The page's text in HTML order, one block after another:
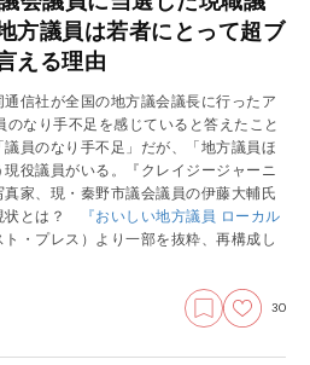
方議員は若者にとって超ブ
える理由
信社が全国の地方議会議長に行ったア
なり手不足を感じていると答えたこと
員のなり手不足」だが、「地方議員ほ
役議員がいる。『クレイジージャーニ
家、現・秦野市議会議員の伊藤大輔氏
状とは？
『おいしい地方議員 ローカル
ト・プレス）より一部を抜粋、再構成し
30